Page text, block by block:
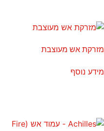
מזרקת אש מעוצבת
מידע נוסף